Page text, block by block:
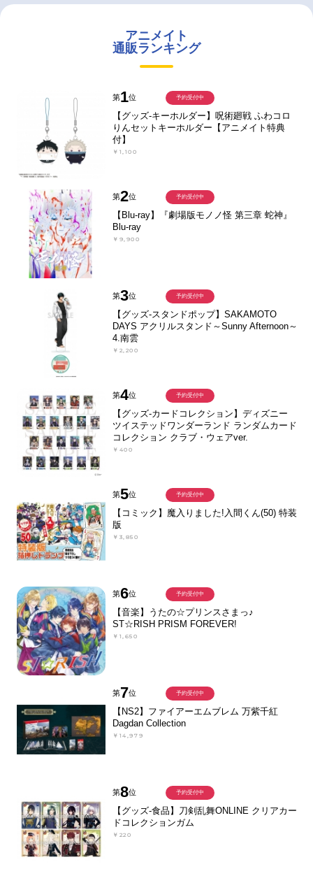
アニメイト
通販ランキング
第1位
【グッズ-キーホルダー】呪術廻戦 ふわコロ
りんセットキーホルダー【アニメイト特典
付】
￥1,100
予約受付中
第2位
【Blu-ray】『劇場版モノノ怪 第三章 蛇神』
Blu-ray
￥9,900
予約受付中
第3位
【グッズ-スタンドポップ】SAKAMOTO
DAYS アクリルスタンド～Sunny Afternoon～
4.南雲
￥2,200
予約受付中
第4位
【グッズ-カードコレクション】ディズニー
ツイステッドワンダーランド ランダムカード
コレクション クラブ・ウェアver.
￥400
予約受付中
第5位
【コミック】魔入りました!入間くん(50) 特装
版
￥3,850
予約受付中
第6位
【音楽】うたの☆プリンスさまっ♪
ST☆RISH PRISM FOREVER!
￥1,650
予約受付中
第7位
【NS2】ファイアーエムブレム 万紫千紅
Dagdan Collection
￥14,979
予約受付中
第8位
【グッズ-食品】刀剣乱舞ONLINE クリアカー
ドコレクションガム
￥220
予約受付中